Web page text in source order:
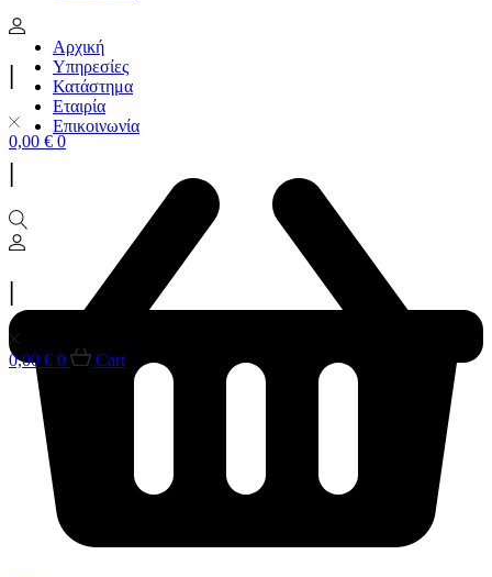
0,00 € 0
Αρχική
Υπηρεσίες
Κατάστημα
Εταιρία
Επικοινωνία
|
|
0,00 € 0 Cart